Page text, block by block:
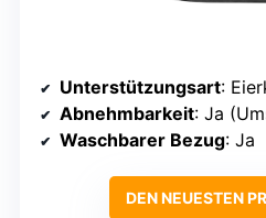
Unterstützungsart:
Abnehmbarkeit: Ja
Waschbarer Bezug: Ja
DEN NEUESTEN